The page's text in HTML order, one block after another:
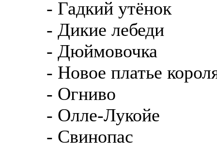
- Гадкий утёнок
- Дикие лебеди
- Дюймовочка
- Новое платье
- Огниво
- Олле-Лукойе
- Свинопас